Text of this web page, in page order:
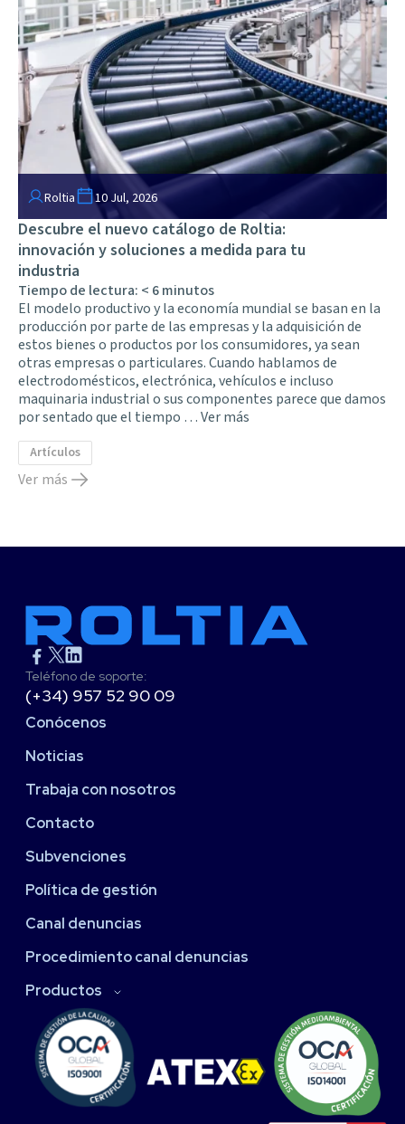
Roltia 10 Jul, 2026
Descubre el nuevo catálogo de Roltia:
innovación y soluciones a medida para tu
industria
Tiempo de lectura: < 6minutos
El modelo productivo y la economía mundial se basan en la
producción por parte de las empresas y la adquisición de
estos bienes o productos por los consumidores, ya sean
otras empresas o particulares. Cuando hablamos de
electrodomésticos, electrónica, vehículos e incluso
maquinaria industrial o sus componentes parece que damos
por sentado que el tiempo …Ver más
Artículos
Ver más
Teléfono de soporte:
(+34) 957 52 90 09
Conócenos
Noticias
Trabaja con nosotros
Contacto
Subvenciones
Política de gestión
Canal denuncias
Procedimiento canal denuncias
Productos